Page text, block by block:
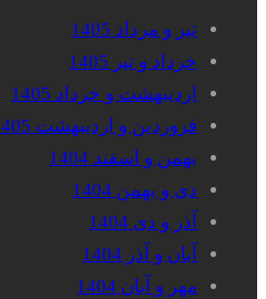
تیر و مرداد 1405
خرداد و تیر 1405
اردیبهشت و خرداد 1405
فروردین و اردیبهشت 1405
بهمن و اسفند 1404
دی و بهمن 1404
آذر و دی 1404
آبان و آذر 1404
مهر و آبان 1404